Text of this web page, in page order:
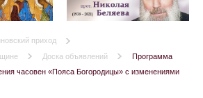
приход
Доска объявлений
Программа
часовен «Пояса Богородицы» с изменениями